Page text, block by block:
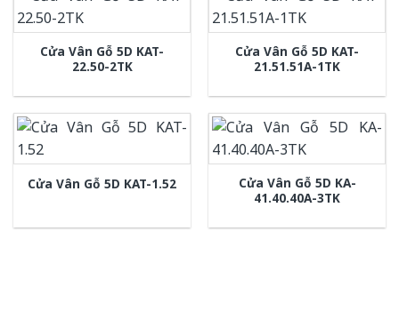
Cửa Vân Gỗ 5D KAT-
22.50-2TK
Cửa Vân Gỗ 5D KAT-
21.51.51A-1TK
Cửa Vân Gỗ 5D KAT-1.52
Cửa Vân Gỗ 5D KA-
41.40.40A-3TK